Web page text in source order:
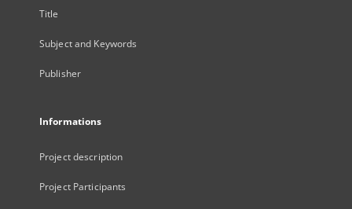
Title
Subject and Keywords
Publisher
Informations
Project description
Project Participants